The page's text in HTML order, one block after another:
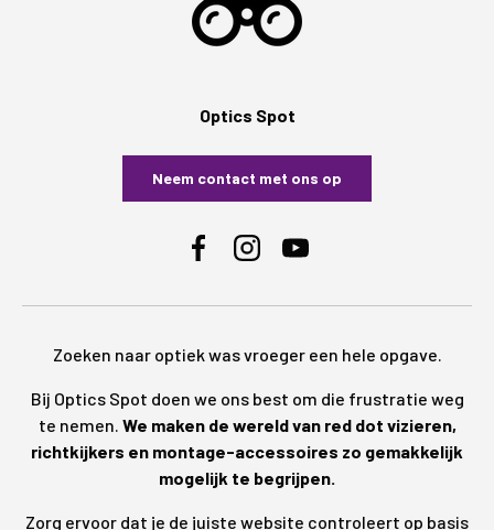
Optics Spot
Neem contact met ons op
FacebookInstagramYouTube
Zoeken naar optiek was vroeger een hele opgave.
Bij Optics Spot doen we ons best om die frustratie weg
te nemen. We maken de wereld van red dot vizieren,
richtkijkers en montage-accessoires zo gemakkelijk
mogelijk te begrijpen.
Zorg ervoor dat je de juiste website controleert op basis